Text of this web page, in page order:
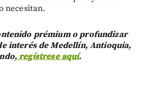
necesitan.
prémium o profundizar
interés de Medellín, Antioquia,
regístrese aquí.